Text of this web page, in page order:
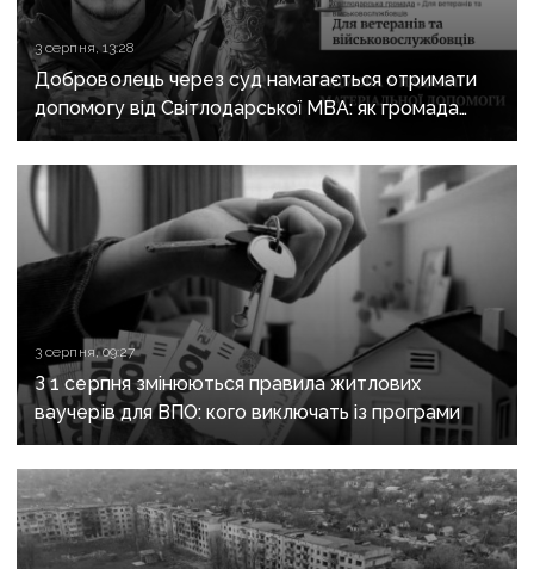
3 серпня, 13:28
Доброволець через суд намагається отримати
допомогу від Світлодарської МВА: як громада
руйнує довіру до влади
3 серпня, 09:27
З 1 серпня змінюються правила житлових
ваучерів для ВПО: кого виключать із програми